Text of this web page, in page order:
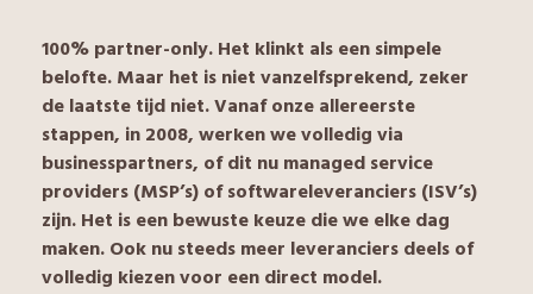
100% partner-only. Het klinkt als een simpele
belofte. Maar het is niet vanzelfsprekend, zeker
de laatste tijd niet. Vanaf onze allereerste
stappen, in 2008, werken we volledig via
businesspartners, of dit nu managed service
providers (MSP’s) of softwareleveranciers (ISV’s)
zijn. Het is een bewuste keuze die we elke dag
maken. Ook nu steeds meer leveranciers deels of
volledig kiezen voor een direct model.